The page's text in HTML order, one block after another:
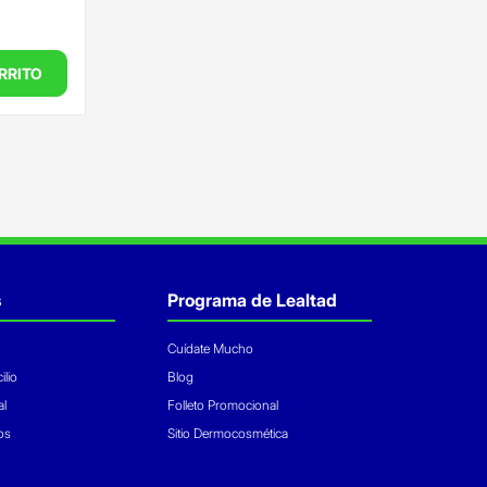
Programa de Lealtad
Cuídate Mucho
Blog
Folleto Promocional
Sitio Dermocosmética